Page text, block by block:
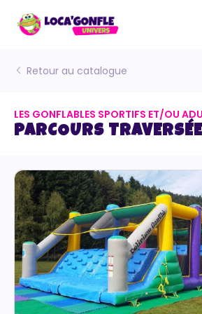
Retour au catalogue
LES GONFLABLES SPORTIFS ET/OU
PARCOURS